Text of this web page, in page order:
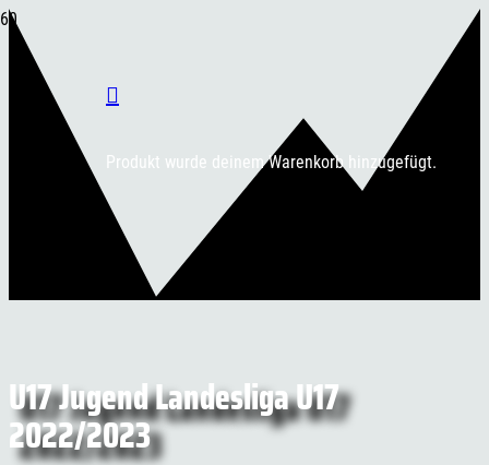
Produkt wurde deinem Warenkorb hinzugefügt.
U17 Jugend Landesliga U17
2022/2023